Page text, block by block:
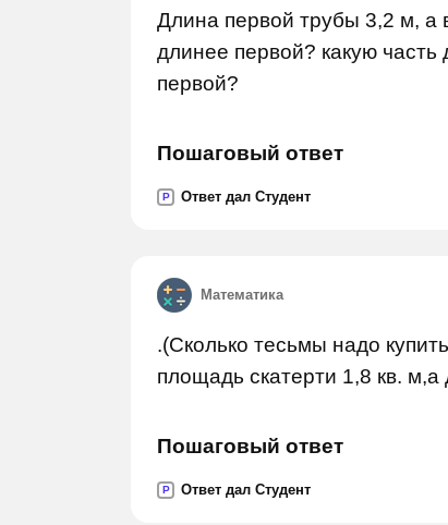
Длина первой трубы 3,2 м, а
длинее первой? какую
первой?
Пошаговый ответ
P Ответ дал Студент
Математика
.(Сколько тесьмы надо
площадь скатерти 1,8 кв.
Пошаговый ответ
P Ответ дал Студент